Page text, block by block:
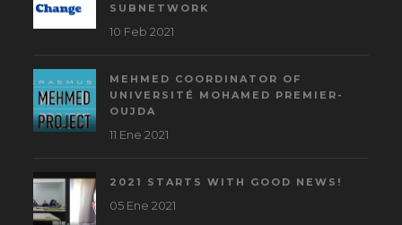
SUBNETWORK
10 Feb 2021
MEHMED COORDINATOR OF
UNIVERSITÉ MOHAMED PREMIER-
OUJDA
11 Ene 2021
2021 STARTS WITH GOOD NEWS!
05 Ene 2021